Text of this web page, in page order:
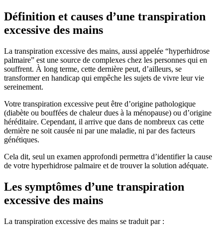
Définition et causes d’une transpiration
excessive des mains
La transpiration excessive des mains, aussi appelée “hyperhidrose
palmaire” est une source de complexes chez les personnes qui en
souffrent. À long terme, cette dernière peut, d’ailleurs, se
transformer en handicap qui empêche les sujets de vivre leur vie
sereinement.
Votre transpiration excessive peut être d’origine pathologique
(diabète ou bouffées de chaleur dues à la ménopause) ou d’origine
héréditaire. Cependant, il arrive que dans de nombreux cas cette
dernière ne soit causée ni par une maladie, ni par des facteurs
génétiques.
Cela dit, seul un examen approfondi permettra d’identifier la cause
de votre hyperhidrose palmaire et de trouver la solution adéquate.
Les symptômes d’une transpiration
excessive des mains
La transpiration excessive des mains se traduit par :